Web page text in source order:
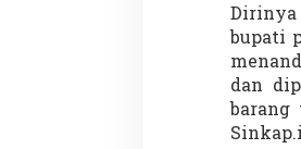
bupati
dan
barang